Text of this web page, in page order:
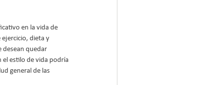
en la vida de
ejercicio, dieta y
desean quedar
el estilo de vida podría
general de las